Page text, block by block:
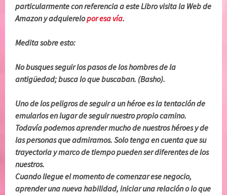
particularmente con referencia a este Libro visita la Web de
Amazon y adquierelopor esa vía.
Medita sobre esto:
No busques seguir los pasos de los hombres de la
antigüedad; busca lo que buscaban. (Basho).
Uno de los peligros de seguir a un héroe es la tentación de
emularlos en lugar de seguir nuestro propio camino.
Todavía podemos aprender mucho de nuestros héroes y de
las personas que admiramos. Solo tenga en cuenta que su
trayectoria y marco de tiempo pueden ser diferentes de los
nuestros.
Cuando llegue el momento de comenzar ese negocio,
aprender una nueva habilidad, iniciar una relación o lo que